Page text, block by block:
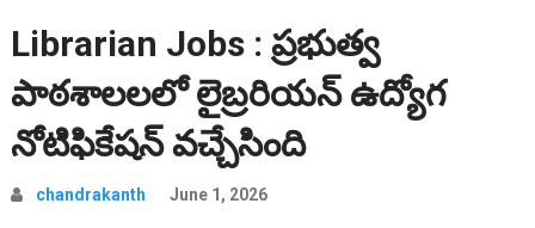
Librarian Jobs : ప్రభుత్వ
పాఠశాలలలో లైబ్రరియన్ ఉద్యోగ
నోటిఫికేషన్ వచ్చేసింది
chandrakanth June 1, 2026